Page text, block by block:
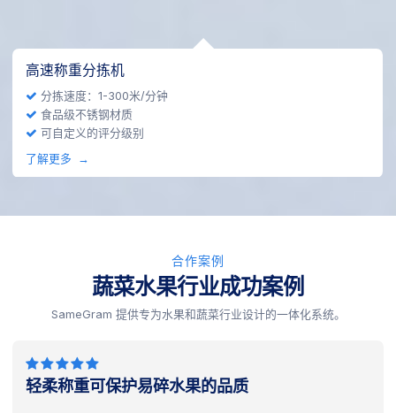
自动称重分拣机
IP65防水等级
完全符合CE、ISO标准
了解更多
合作案例
蔬菜水果行业成功案例
SameGram 提供专为水果和蔬菜行业设计的一体化系统。
轻柔称重可保护易碎水果的品质